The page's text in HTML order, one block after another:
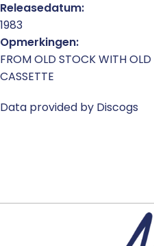
Releasedatum:
1983
Opmerkingen:
FROM OLD STOCK WITH OLD
CASSETTE
Data provided by Discogs